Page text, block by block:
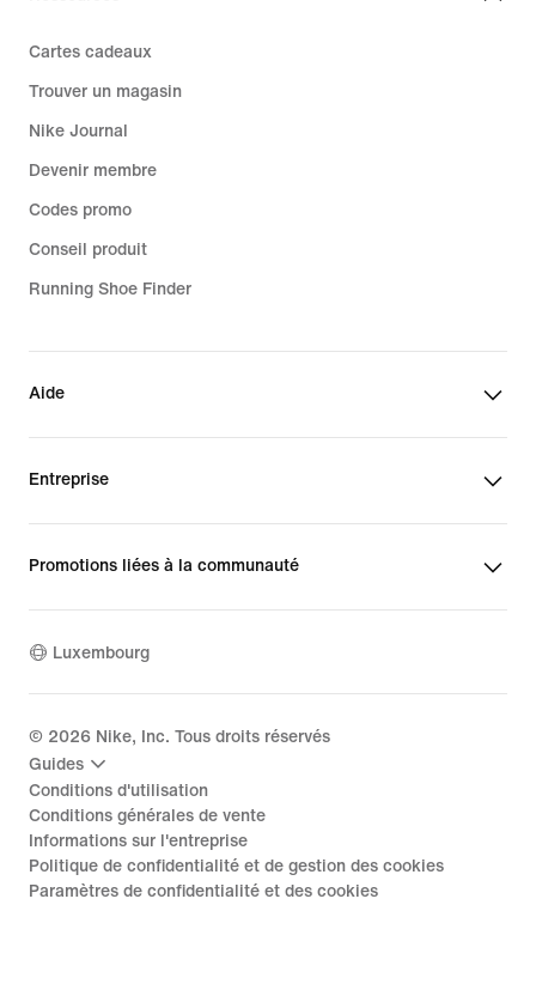
Cartes cadeaux
Trouver un magasin
Nike Journal
Devenir membre
Codes promo
Conseil produit
Running Shoe Finder
Aide
Entreprise
Promotions liées à la communauté
Luxembourg
© 2026 Nike, Inc. Tous droits réservés
Guides
Conditions d'utilisation
Conditions générales de vente
Informations sur l'entreprise
Politique de confidentialité et de gestion des cookies
Paramètres de confidentialité et des cookies